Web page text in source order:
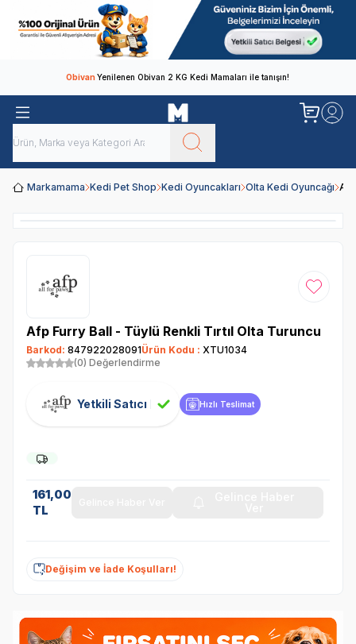
ObivanYenilenen Obivan 2 KG Kedi Mamaları ile tanışın!
Markamama Kedi Pet Shop Kedi Oyuncakları Olta Kedi Oyuncağı
Favoriye
Afp Furry Ball - Tüylü Renkli Tırtıl Olta Turuncu
Barkod: 847922028091Ürün Kodu : XTU1034
(0) Değerlendirme
Yetkili Satıcı Hızlı Teslimat
161,00
TL
Değişim ve İade Koşulları!